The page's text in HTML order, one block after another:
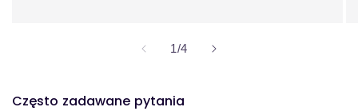
1/z4
Często zadawane pytania